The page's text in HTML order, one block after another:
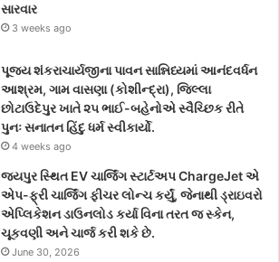
સારવાર
3 weeks ago
પૂજ્ય શંકરાચાર્યજીના પાવન સાન્નિધ્યમાં આનંદવર્ધન
આશ્રમ, ગામ વાસણા (કોશીન્દ્રા), જિલ્લા
છોટાઉદેપુર ખાતે ૨૫ ભાઈ-બહેનોએ સ્વૈચ્છિક રીતે
પુનઃ સનાતન હિંદુ ધર્મ સ્વીકાર્યો.
4 weeks ago
જયપુર સ્થિત EV ચાર્જિંગ સ્ટાર્ટઅપ ChargeJet એ
એપ-ફ્રી ચાર્જિંગ ફીચર લોન્ચ કર્યું, જેનાથી ડ્રાઇવરો
એપ્લિકેશન ડાઉનલોડ કર્યા વિના તરત જ સ્કેન,
ચૂકવણી અને ચાર્જ કરી શકે છે.
June 30, 2026